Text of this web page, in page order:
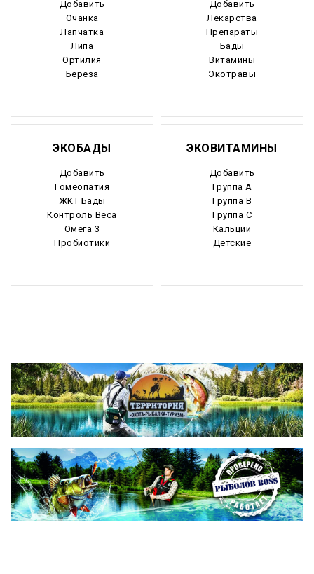
Добавить
Очанка
Лапчатка
Липа
Ортилия
Береза
Добавить
Лекарства
Препараты
Бады
Витамины
Экотравы
ЭКОБАДЫ
Добавить
Гомеопатия
ЖКТ Бады
Контроль Веса
Омега 3
Пробиотики
ЭКОВИТАМИНЫ
Добавить
Группа А
Группа В
Группа С
Кальций
Детские